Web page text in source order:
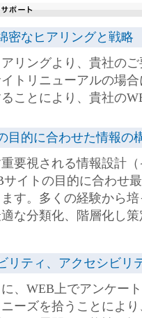
密なヒアリングと戦略
リングより、貴社の
トリニューアルの場
ことにより、貴社の
目的に合わせた情報の
要視される情報設計
サイトの目的に合わせ
す。多くの経験から
な分類化、階層化し
リティ、アクセシビリ
、WEB上でアンケー
ーズを拾うことによ